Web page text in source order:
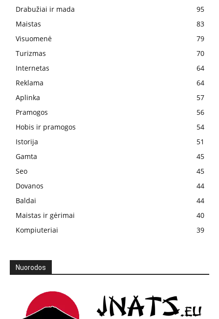
Drabužiai ir mada
95
Maistas
83
Visuomenė
79
Turizmas
70
Internetas
64
Reklama
64
Aplinka
57
Pramogos
56
Hobis ir pramogos
54
Istorija
51
Gamta
45
Seo
45
Dovanos
44
Baldai
44
Maistas ir gėrimai
40
Kompiuteriai
39
Nuorodos